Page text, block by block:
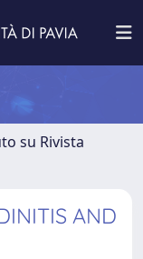
su Rivista
AND